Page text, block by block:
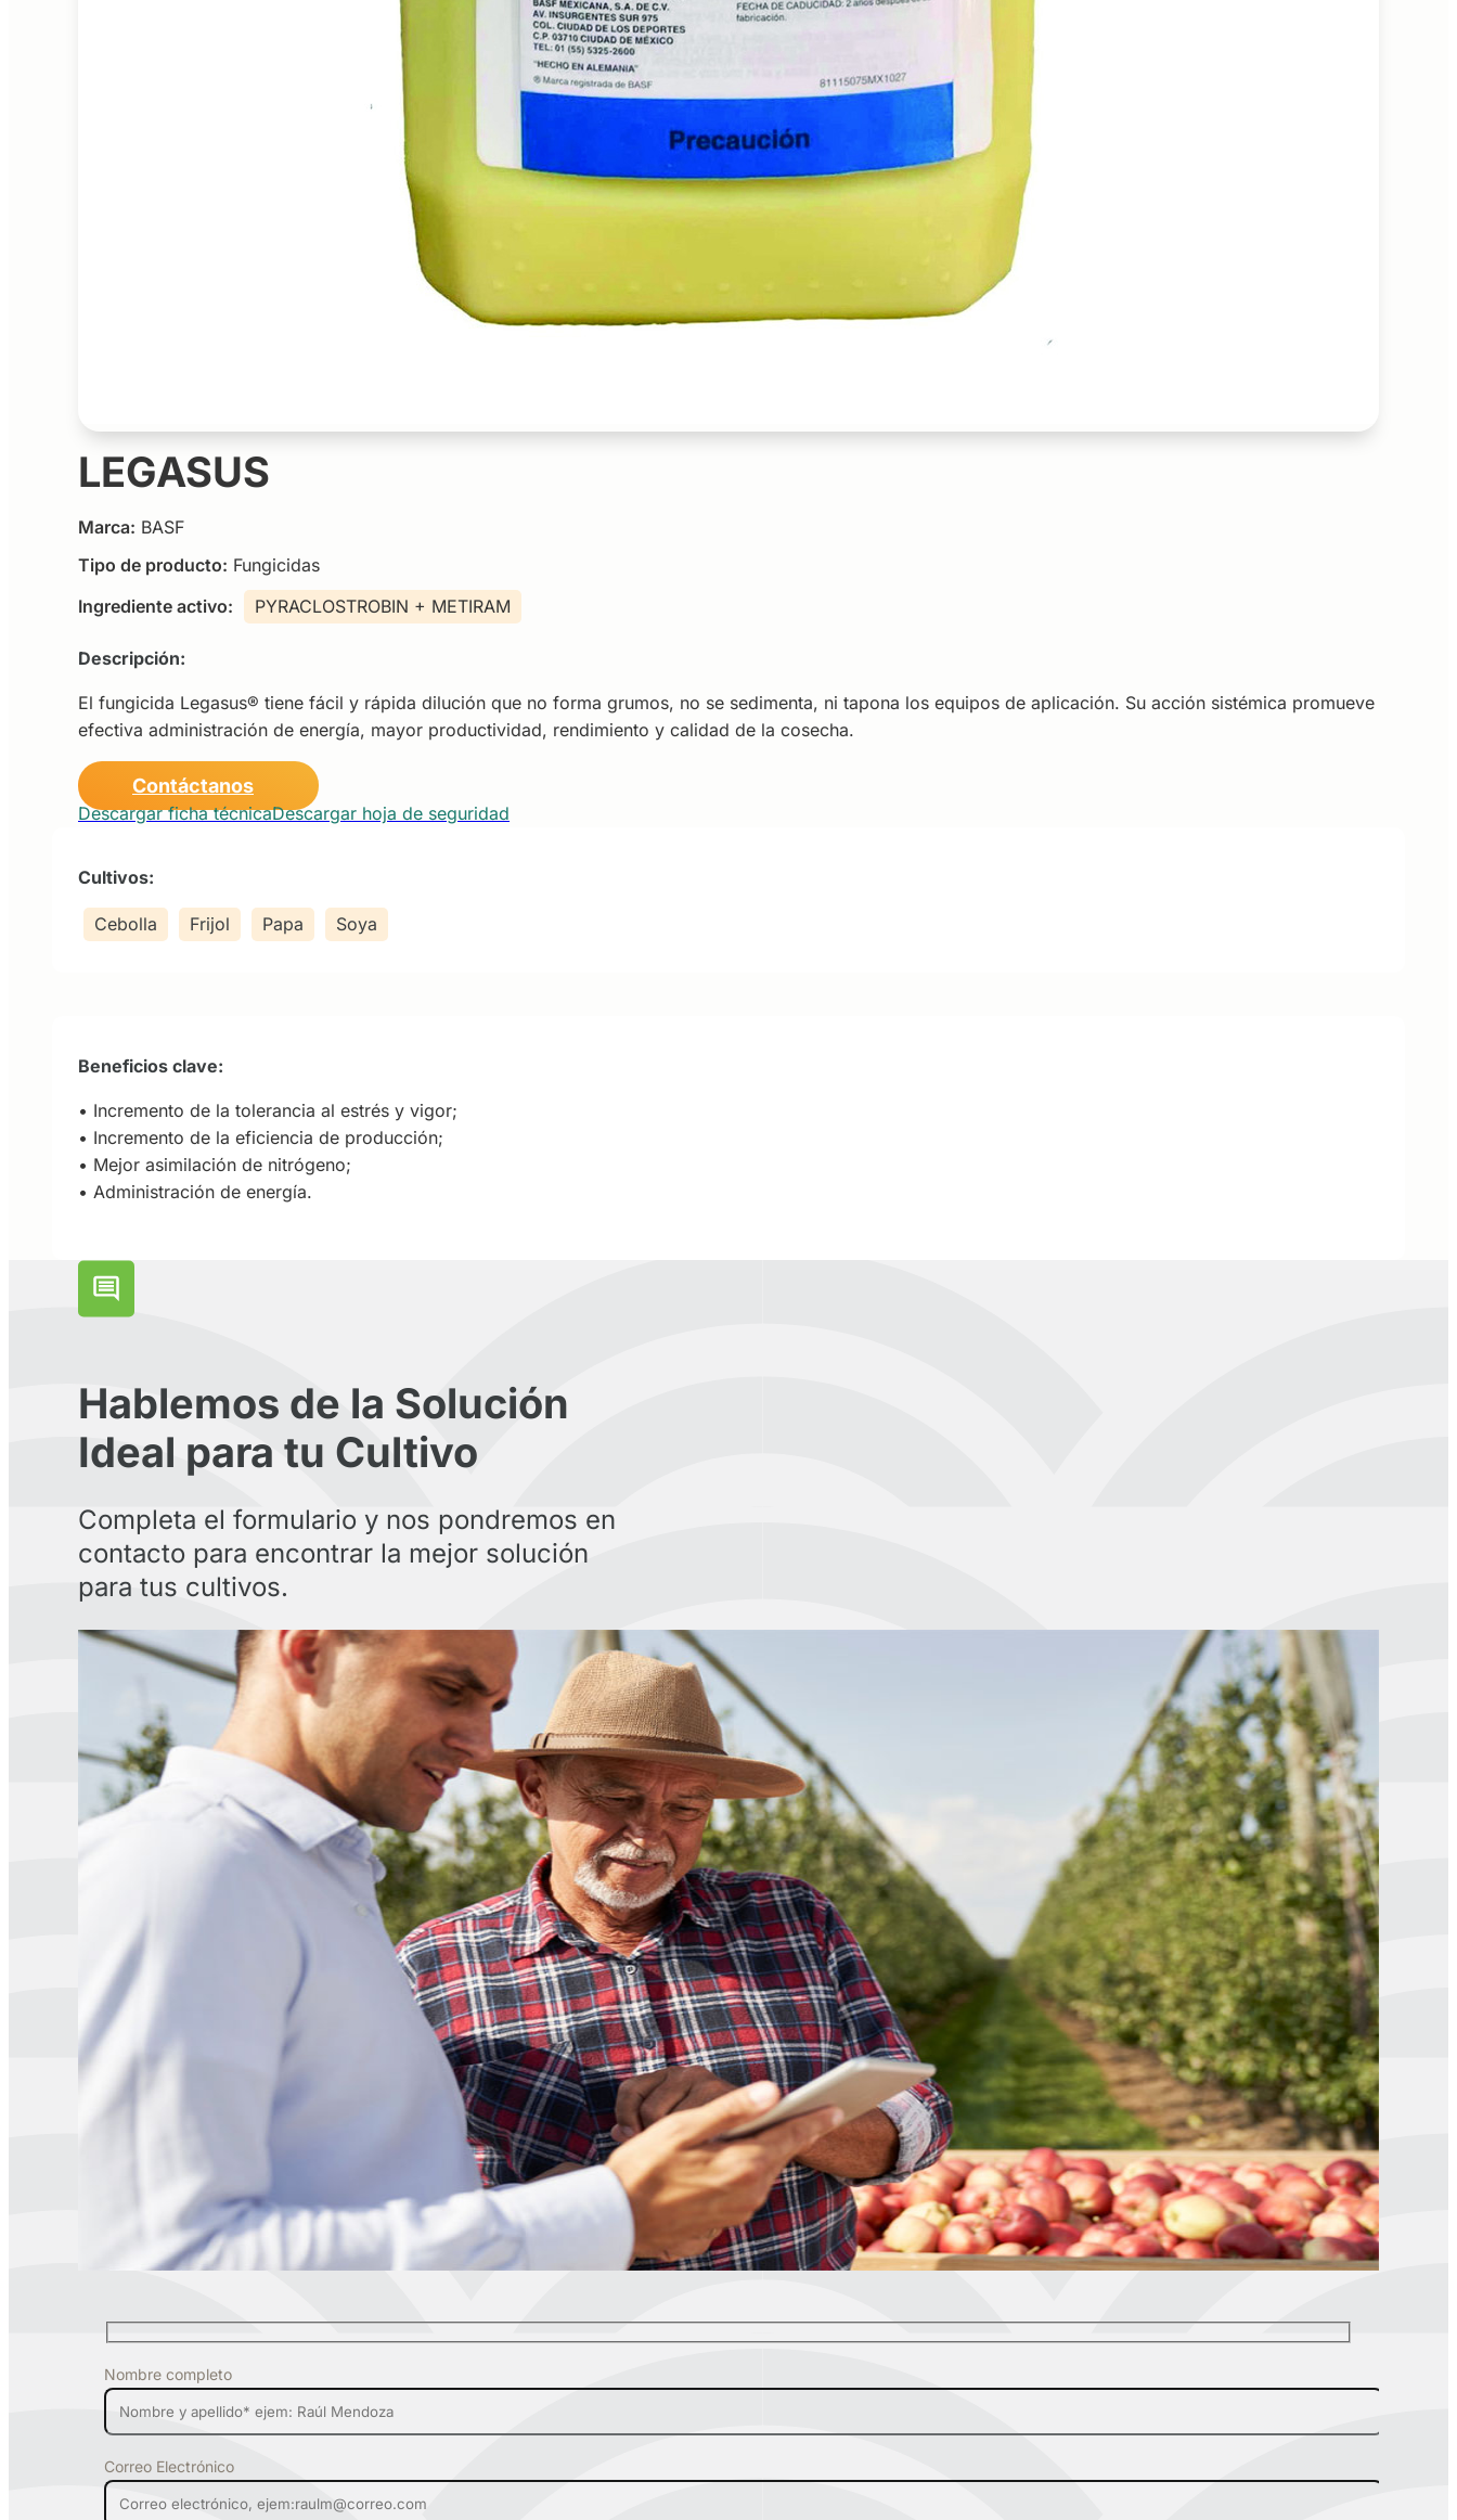
LEGASUS
Marca: BASF
Tipo de producto: Fungicidas
Ingrediente activo:
PYRACLOSTROBIN + METIRAM
Descripción:
El fungicida Legasus® tiene fácil y rápida dilución que no forma grumos, no se sedimenta, ni tapona los equipos de aplicación. Su acción sistémica promueve
efectiva administración de energía, mayor productividad, rendimiento y calidad de la cosecha.
Contáctanos
Descargar ficha técnicaDescargar hoja de seguridad
Cultivos:
Cebolla Frijol Papa Soya
Beneficios clave:
• Incremento de la tolerancia al estrés y vigor;
• Incremento de la eficiencia de producción;
• Mejor asimilación de nitrógeno;
• Administración de energía.
Hablemos de la Solución
Ideal para tu Cultivo
Completa el formulario y nos pondremos en
contacto para encontrar la mejor solución
para tus cultivos.
Nombre completo
Correo Electrónico